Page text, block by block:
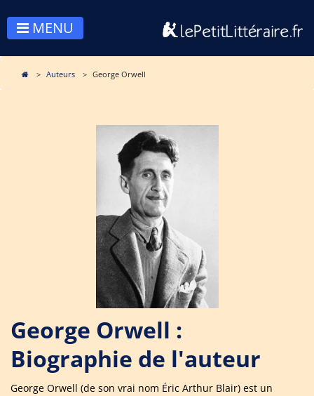
MENU
Auteurs George Orwell
George Orwell :
Biographie de l'auteur
George Orwell (de son vrai nom Éric Arthur Blair) est un